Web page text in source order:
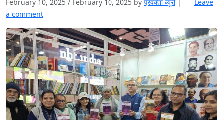
February 10, 2025 / February 10, 2025 by प्रवक्‍ता ब्यूरो |
Leave
a comment